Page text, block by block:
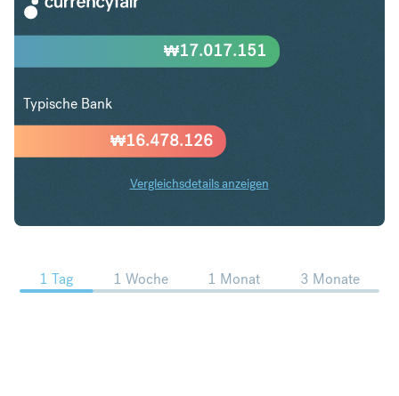
₩16.478.126
₩17.017.151
Typische Bank
Vergleichsdetails anzeigen
GBP in KRW Trends
1 Tag 1 Woche 1 Monat 3 Monate